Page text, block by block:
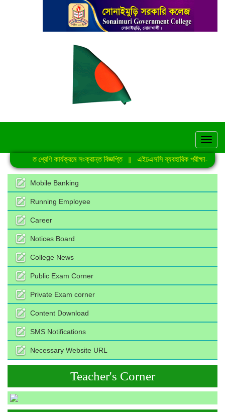
নিয়মিত শ্রেণি কার্যক্রমে সংক্রান্ত বিজ্ঞপ্তি||এইচএসসি ব্যবহারিক পরীক্ষা-2026
Mobile Banking
Running Employee
Career
Notices Board
College News
Public Exam Corner
Private Exam corner
Content Download
SMS Notifications
Necessary Website URL
Teacher's Corner